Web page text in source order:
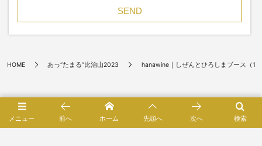
HOME あっ“たまる”比治山2023 hanawine｜しぜんとひろしまブース（
メニュー 検索
前へ ホーム 先頭へ 次へ